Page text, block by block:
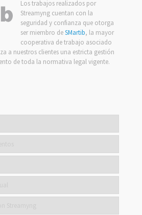
Los trabajos realizados por
Streamyng cuentan con la
seguridad y confianza que otorga
ser miembro deSMartib, la mayor
cooperativa de trabajo asociado
a nuestros clientes una estricta gestión
de toda la normativa legal vigente.